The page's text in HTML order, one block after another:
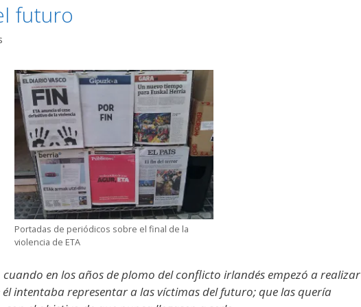
futuro
Portadas de periódicos sobre el final de la
violencia de ETA
cuando en los años de plomo del conflicto irlandés empezó a realizar
intentaba representar a las víctimas del futuro; que las quería